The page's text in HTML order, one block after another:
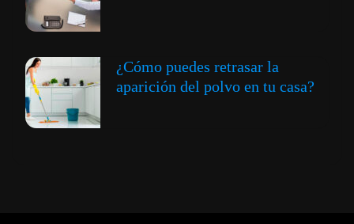
¿Cómo puedes retrasar la
aparición del polvo en tu casa?